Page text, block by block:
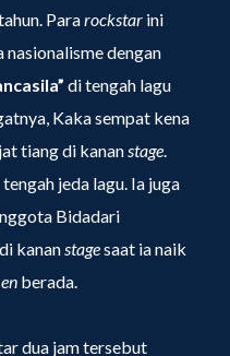
Pararockstar ini
nasionalisme dengan
di tengah lagu
Kaka sempat kena
tiang di kananstage.
jeda lagu. Ia juga
Bidadari
kananstagesaat ia naik
berada.
dua jam tersebut